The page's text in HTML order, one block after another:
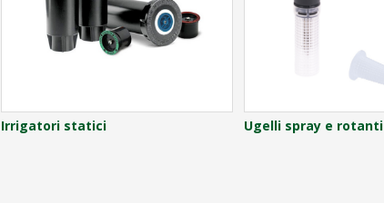
Irrigatori statici Ugelli spray e rotanti